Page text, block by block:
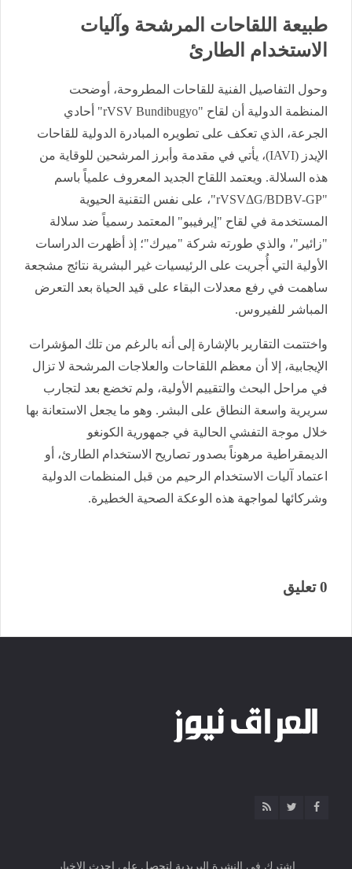
​طبيعة اللقاحات المرشحة وآليات
الاستخدام الطارئ
​وحول التفاصيل الفنية للقاحات المطروحة، أوضحت
المنظمة الدولية أن لقاح "rVSV Bundibugyo" أحادي
الجرعة، الذي تعكف على تطويره المبادرة الدولية للقاحات
الإيدز (IAVI)، يأتي في مقدمة وأبرز المرشحين للوقاية من
هذه السلالة. ويعتمد اللقاح الجديد المعروف علمياً باسم
"rVSVΔG/BDBV-GP"، على نفس التقنية الحيوية
المستخدمة في لقاح "إيرفيبو" المعتمد رسمياً ضد سلالة
"زائير"، والذي طورته شركة "ميرك"؛ إذ أظهرت الدراسات
الأولية التي أُجريت على الرئيسيات غير البشرية نتائج مشجعة
ساهمت في رفع معدلات البقاء على قيد الحياة بعد التعرض
المباشر للفيروس.
​واختتمت التقارير بالإشارة إلى أنه بالرغم من تلك المؤشرات
الإيجابية، إلا أن معظم اللقاحات والعلاجات المرشحة لا تزال
في مراحل البحث والتقييم الأولية، ولم تخضع بعد لتجارب
سريرية واسعة النطاق على البشر. وهو ما يجعل الاستعانة بها
خلال موجة التفشي الحالية في جمهورية الكونغو
الديمقراطية مرهوناً بصدور تصاريح الاستخدام الطارئ، أو
اعتماد آليات الاستخدام الرحيم من قبل المنظمات الدولية
وشركائها لمواجهة هذه الوعكة الصحية الخطيرة.
0 تعليق
اشترك فى النشرة البريدية لتحصل على احدث الاخبار